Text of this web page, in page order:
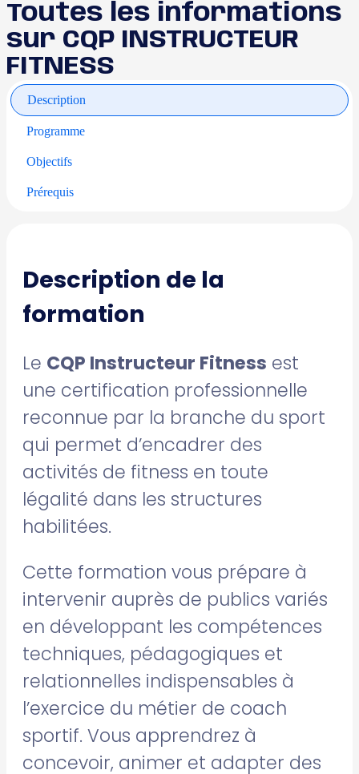
Toutes les informations
sur CQP INSTRUCTEUR
FITNESS
Description
Programme
Objectifs
Prérequis
Description de la
formation
Le CQP Instructeur Fitness est
une certification professionnelle
reconnue par la branche du sport
qui permet d’encadrer des
activités de fitness en toute
légalité dans les structures
habilitées.
Cette formation vous prépare à
intervenir auprès de publics variés
en développant les compétences
techniques, pédagogiques et
relationnelles indispensables à
l’exercice du métier de coach
sportif. Vous apprendrez à
concevoir, animer et adapter des